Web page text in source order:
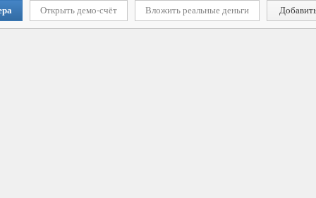
Открыть демо-счёт Вложить реальные деньги